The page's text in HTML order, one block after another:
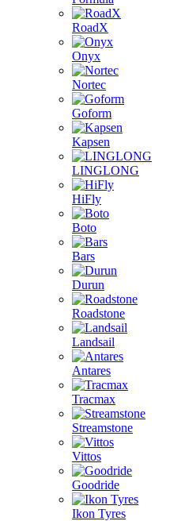
RoadX
Onyx
Nortec
Goform
Kapsen
LINGLONG
HiFly
Boto
Bars
Durun
Roadstone
Landsail
Antares
Tracmax
Streamstone
Vittos
Goodride
Ikon Tyres